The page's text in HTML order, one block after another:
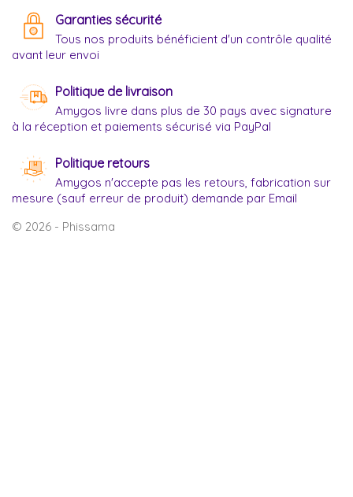
Garanties sécurité
Tous nos produits bénéficient d'un contrôle qualité
avant leur envoi
Politique de livraison
Amygos livre dans plus de 30 pays avec signature
à la réception et paiements sécurisé via PayPal
Politique retours
Amygos n'accepte pas les retours, fabrication sur
mesure (sauf erreur de produit) demande par Email
© 2026 - Phissama